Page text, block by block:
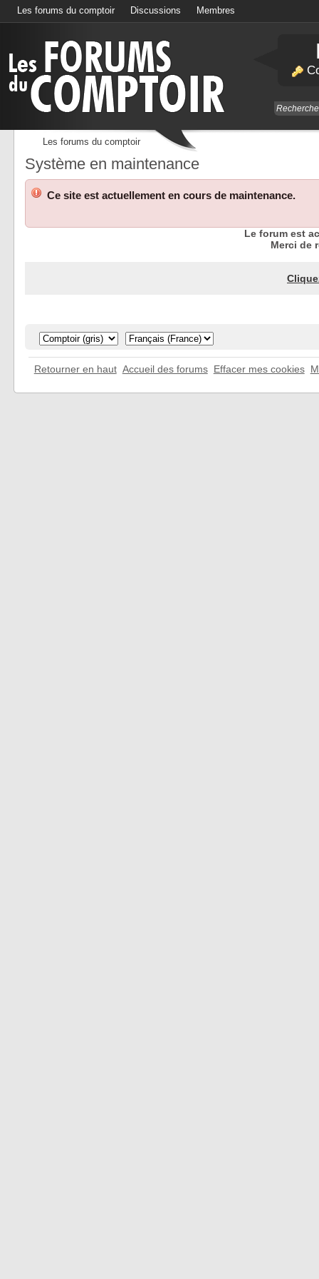
Les forums du comptoir Discussions Membres
Les forums du comptoir
Système en maintenance
Ce site est actuellement en cours de maintenance.
Le forum est
Merci de
Retourner en haut Accueil des forums Effacer mes cookies